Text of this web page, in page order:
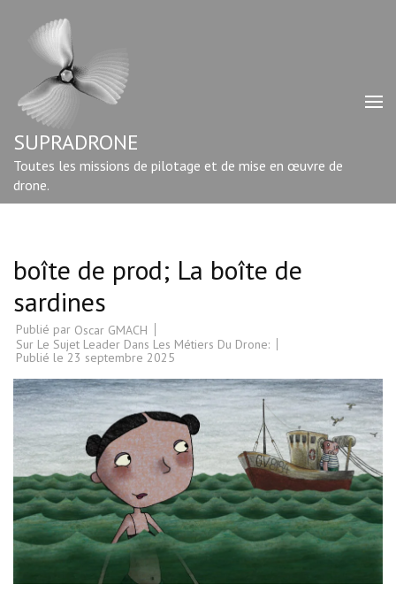
contenu
Entrée)
SUPRADRONE
Toutes les missions de pilotage et de mise en œuvre de
drone.
boîte de prod; La boîte de
sardines
Publié par Oscar GMACH
Sur Le Sujet Leader Dans Les Métiers Du Drone:
Publié le 23 septembre 2025